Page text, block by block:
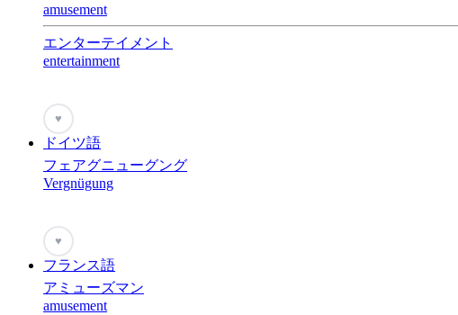
amusement
エンターテイメント
entertainment
♥
ドイツ語
フェアグニューグング
Vergnügung
♥
フランス語
アミューズマン
amusement